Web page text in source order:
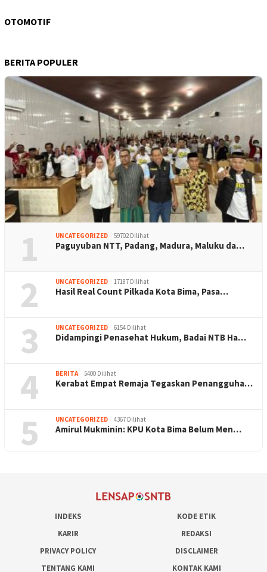
OTOMOTIF
BERITA POPULER
1 UNCATEGORIZED 59702 Dilihat
Paguyuban NTT, Padang, Madura, Maluku da…
2 UNCATEGORIZED 17187 Dilihat
Hasil Real Count Pilkada Kota Bima, Pasa…
3 UNCATEGORIZED 6154 Dilihat
Didampingi Penasehat Hukum, Badai NTB Ha…
4 BERITA 5400 Dilihat
Kerabat Empat Remaja Tegaskan Penangguha…
5 UNCATEGORIZED 4367 Dilihat
Amirul Mukminin: KPU Kota Bima Belum Men…
INDEKS
KODE ETIK
KARIR
REDAKSI
PRIVACY POLICY
DISCLAIMER
TENTANG KAMI
KONTAK KAMI